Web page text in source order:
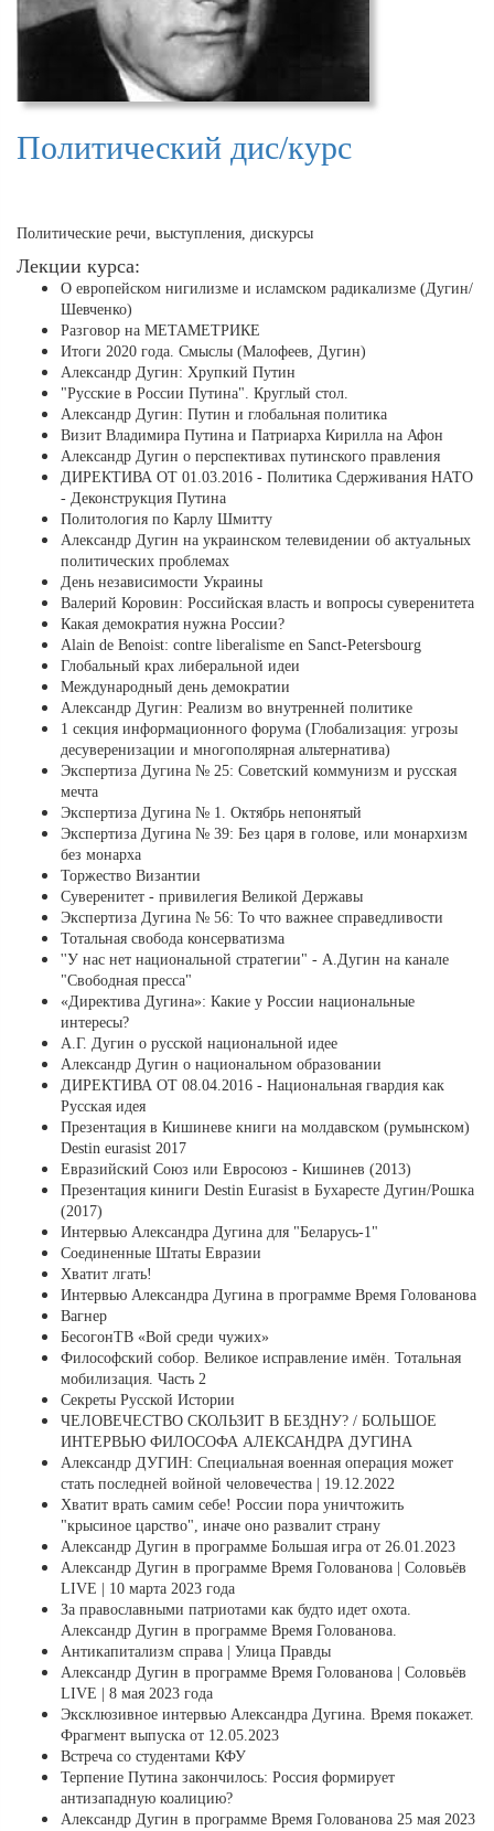
Политический дис/курс
Политические речи, выступления, дискурсы
Лекции курса:
О европейском нигилизме и исламском радикализме (Дугин/
Шевченко)
Разговор на МЕТАМЕТРИКЕ
Итоги 2020 года. Смыслы (Малофеев, Дугин)
Александр Дугин: Хрупкий Путин
"Русские в России Путина". Круглый стол.
Александр Дугин: Путин и глобальная политика
Визит Владимира Путина и Патриарха Кирилла на Афон
Александр Дугин о перспективах путинского правления
ДИРЕКТИВА ОТ 01.03.2016 - Политика Сдерживания НАТО
- Деконструкция Путина
Политология по Карлу Шмитту
Александр Дугин на украинском телевидении об актуальных
политических проблемах
День независимости Украины
Валерий Коровин: Российская власть и вопросы суверенитета
Какая демократия нужна России?
Alain de Benoist: contre liberalisme en Sanct-Petersbourg
Глобальный крах либеральной идеи
Международный день демократии
Александр Дугин: Реализм во внутренней политике
1 секция информационного форума (Глобализация: угрозы
десуверенизации и многополярная альтернатива)
Экспертиза Дугина № 25: Советский коммунизм и русская
мечта
Экспертиза Дугина № 1. Октябрь непонятый
Экспертиза Дугина № 39: Без царя в голове, или монархизм
без монарха
Торжество Византии
Суверенитет - привилегия Великой Державы
Экспертиза Дугина № 56: То что важнее справедливости
Тотальная свобода консерватизма
''У нас нет национальной стратегии" - А.Дугин на канале
"Свободная пресса"
«Директива Дугина»: Какие у России национальные
интересы?
А.Г. Дугин о русской национальной идее
Александр Дугин о национальном образовании
ДИРЕКТИВА ОТ 08.04.2016 - Национальная гвардия как
Русская идея
Презентация в Кишиневе книги на молдавском (румынском)
Destin eurasist 2017
Евразийский Союз или Евросоюз - Кишинев (2013)
Презентация киниги Destin Eurasist в Бухаресте Дугин/Рошка
(2017)
Интервью Александра Дугина для "Беларусь-1"
Соединенные Штаты Евразии
Хватит лгать!
Интервью Александра Дугина в программе Время Голованова
Вагнер
БесогонТВ «Вой среди чужих»
Философский собор. Великое исправление имён. Тотальная
мобилизация. Часть 2
Секреты Русской Истории
ЧЕЛОВЕЧЕСТВО СКОЛЬЗИТ В БЕЗДНУ? / БОЛЬШОЕ
ИНТЕРВЬЮ ФИЛОСОФА АЛЕКСАНДРА ДУГИНА
Александр ДУГИН: Специальная военная операция может
стать последней войной человечества | 19.12.2022
Хватит врать самим себе! России пора уничтожить
"крысиное царство", иначе оно развалит страну
Александр Дугин в программе Большая игра от 26.01.2023
Александр Дугин в программе Время Голованова | Соловьёв
LIVE | 10 марта 2023 года
За православными патриотами как будто идет охота.
Александр Дугин в программе Время Голованова.
Антикапитализм справа | Улица Правды
Александр Дугин в программе Время Голованова | Соловьёв
LIVE | 8 мая 2023 года
Эксклюзивное интервью Александра Дугина. Время покажет.
Фрагмент выпуска от 12.05.2023
Встреча со студентами КФУ
Терпение Путина закончилось: Россия формирует
антизападную коалицию?
Александр Дугин в программе Время Голованова 25 мая 2023